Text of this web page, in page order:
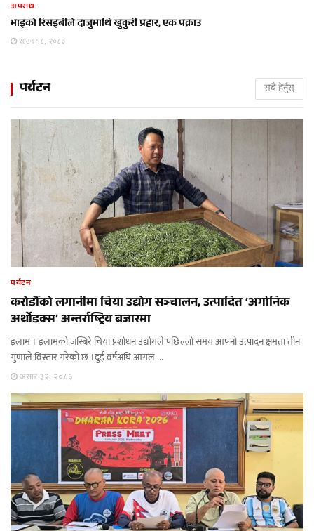
अपराध
भाइको रिसइबीले दाजुमाथि खुकुरी प्रहार, एक पक्राउ
साउन १८, २०८३
पर्यटन सबै हेर्नुस्
पर्यटन
करोडौँको लगानीमा चिया उद्योग सञ्चालन, उत्पादित ‘अर्गानिक
अर्थोडक्स’ अन्तर्राष्ट्रिय बजारमा
इलाम । इलामको जस्बिरे चिया प्रशोधन उद्योगले पछिल्लो समय आफ्नो उत्पादन क्षमता तीन
गुणाले विस्तार गरेको छ ।दुई वर्षअघि आगल ...
असार ३२, २०८३